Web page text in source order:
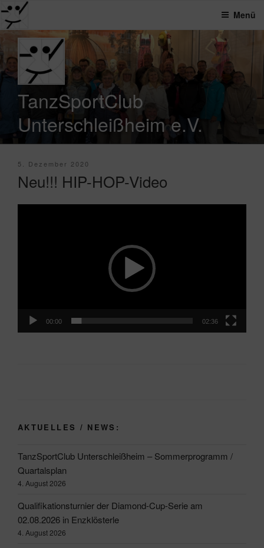
springen
TanzSportClub
Unterschleißheim e.V.
Menü
Veröffentlicht
5. Dezember 2020
Neu!!! HIP-HOP-Video
00:00 02:36
AKTUELLES / NEWS:
TanzSportClub Unterschleißheim – Sommerprogramm /
Quartalsplan
4. August 2026
Qualifikationsturnier der Diamond-Cup-Serie am
02.08.2026 in Enzklösterle
4. August 2026